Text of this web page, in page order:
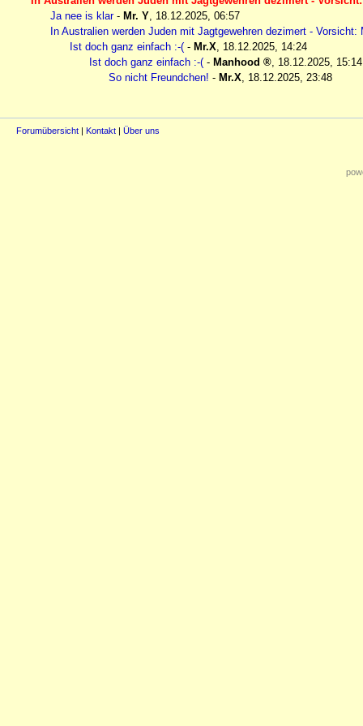
Ja nee is klar- Mr. Y, 18.12.2025, 06:57
In Australien werden Juden mit Jagtgewehren dezimert -
Ist doch ganz einfach :-( - Mr.X, 18.12.2025, 14:24
Ist doch ganz einfach :-( - Manhood , 18.12.2025, 15:14
So nicht Freundchen! - Mr.X, 18.12.2025, 23:48
Forumübersicht | Kontakt | Über uns